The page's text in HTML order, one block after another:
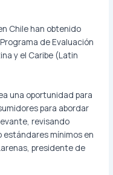
Chile han obtenido
de Evaluación
y el Caribe (Latin
una oportunidad para
para abordar
revisando
mínimos en
presidente de